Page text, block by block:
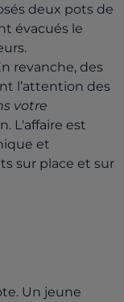
deux pots de
évacués le
revanche, des
l’attention des
votre
L'affaire est
et
sur place et sur
Un jeune